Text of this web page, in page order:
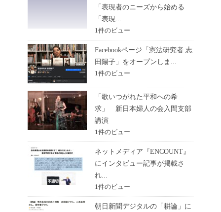
「表現者のニーズから始める
「表現...
1件のビュー
Facebookページ「憲法研究者 志
田陽子」をオープンしま...
1件のビュー
「歌いつがれた平和への希
求」 新日本婦人の会入間支部
講演
1件のビュー
ネットメディア『ENCOUNT』
にインタビュー記事が掲載さ
れ...
1件のビュー
朝日新聞デジタルの「耕論」に